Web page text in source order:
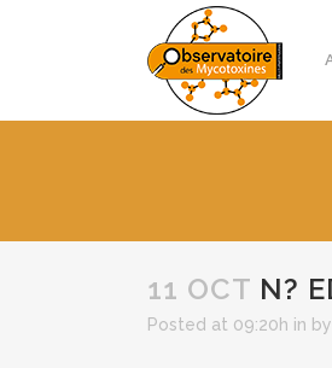
11 OCT N?
Posted at 09:20h in by